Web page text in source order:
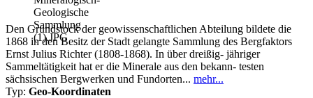
Den Grundstock der geowissenschaftlichen Abteilung bildete die
1868 in den Besitz der Stadt gelangte Sammlung des Bergfaktors
Ernst Julius Richter (1808-1868). In über dreißig- jähriger
Sammeltätigkeit hat er die Minerale aus den bekann- testen
sächsischen Bergwerken und Fundorten... mehr...
Typ: Geo-Koordinaten